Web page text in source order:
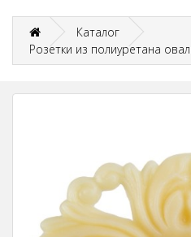
Каталог
Розетки из полиуретана